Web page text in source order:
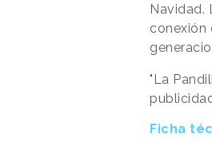
Navidad.
conexión
"La
Ficha